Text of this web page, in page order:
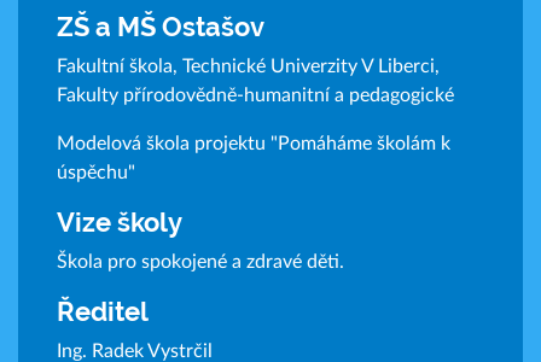
ZŠ a MŠ Ostašov
Fakultní škola, Technické Univerzity V Liberci,
Fakulty přírodovědně-humanitní a pedagogické
Modelová škola projektu "Pomáháme školám k
úspěchu"
Vize školy
Škola pro spokojené a zdravé děti.
Ředitel
Ing. Radek Vystrčil